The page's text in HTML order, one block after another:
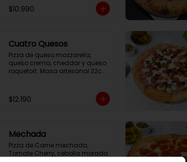
pomodoro y queso mozzarella.
$10.990
Cuatro Quesos
Pizza de queso mozzarella,
queso crema, cheddar y queso
roquefort. Masa artesanal 32cm
$12.190
Mechada
Pizza de Carne mechada,
Tomate Cherry, cebolla morada